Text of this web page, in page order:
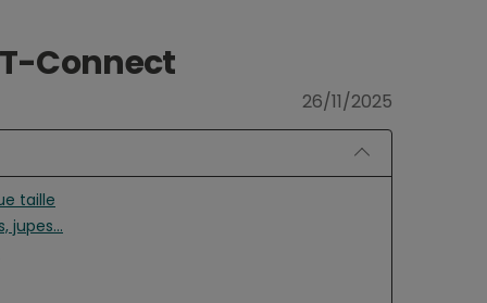
Connect
26/11/2025
taille
jupes...